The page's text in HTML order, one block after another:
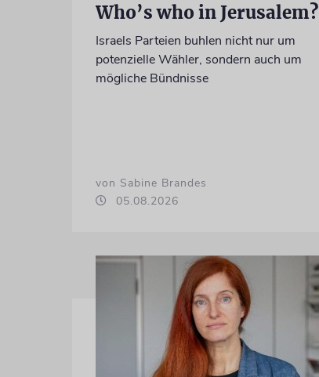
Who’s who in Jerusalem?
Israels Parteien buhlen nicht nur um
potenzielle Wähler, sondern auch um
mögliche Bündnisse
von Sabine Brandes
05.08.2026